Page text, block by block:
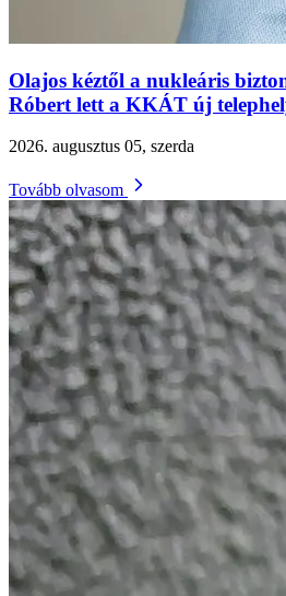
Olajos kéztől a nukleáris
Róbert lett a KKÁT új
2026. augusztus 05, szerda
Tovább olvasom